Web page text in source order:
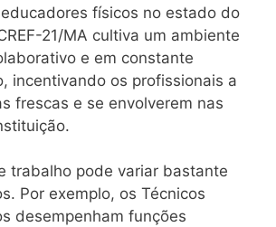
físicos no estado do
21/MA cultiva um ambiente
e em constante
incentivando os profissionais a
frescas e se envolverem nas
trabalho pode variar bastante
Por exemplo, os Técnicos
desempenham funções